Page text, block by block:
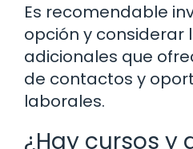
Es recomendable
opción y considerar
adicionales que
de contactos y
laborales.
¿Hay cursos y